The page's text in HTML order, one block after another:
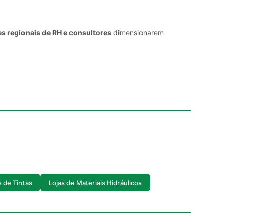
regionais de RH e consultores dimensionarem
de Tintas Lojas de Materiais Hidráulicos